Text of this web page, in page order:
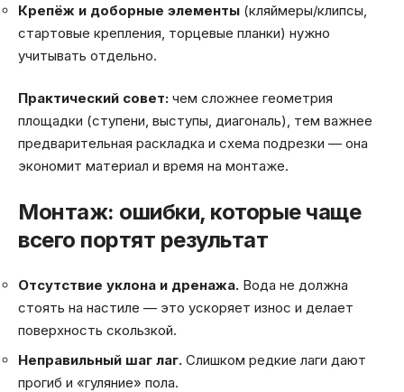
Крепёж и доборные элементы (кляймеры/клипсы,
стартовые крепления, торцевые планки) нужно
учитывать отдельно.
Практический совет: чем сложнее геометрия
площадки (ступени, выступы, диагональ), тем важнее
предварительная раскладка и схема подрезки — она
экономит материал и время на монтаже.
Монтаж: ошибки, которые чаще
всего портят результат
Отсутствие уклона и дренажа. Вода не должна
стоять на настиле — это ускоряет износ и делает
поверхность скользкой.
Неправильный шаг лаг. Слишком редкие лаги дают
прогиб и «гуляние» пола.